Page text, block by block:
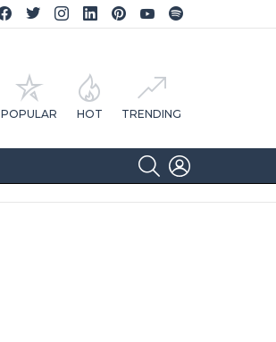
Facebook CA Notícias
Twitter CA Notícias
Instagram CA Notícias
Linkedin CA Notícias
Pinterest CA Notícias
YouTube CA Notícias
POPULAR HOT TRENDING
SEARCH